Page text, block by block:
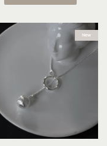
New